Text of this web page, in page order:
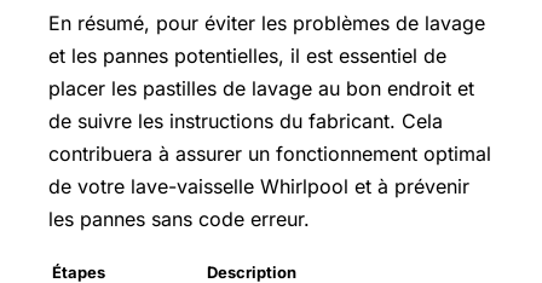
En résumé, pour éviter les problèmes de lavage
et les pannes potentielles, il est essentiel de
placer les pastilles de lavage au bon endroit et
de suivre les instructions du fabricant. Cela
contribuera à assurer un fonctionnement optimal
de votre lave-vaisselle Whirlpool et à prévenir
les pannes sans code erreur.
Étapes
Description